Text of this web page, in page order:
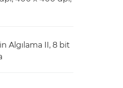
Algılama II, 8 bit